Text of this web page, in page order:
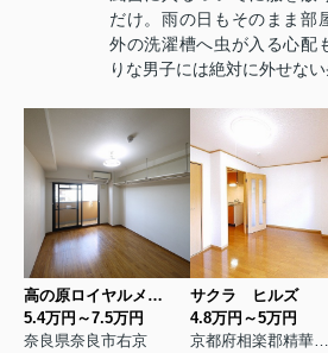
だけ。雨の日もそのまま部
外の洗濯槽へ虫が入る心配
りな男子には絶対に外せない
高の原ロイヤルメゾン
5.4万円～7.5万円
奈良県奈良市右京
サクラ ヒルズ
4.8万円～5万円
京都府相楽郡精華町桜が丘